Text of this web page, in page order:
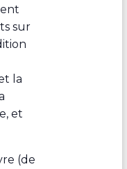
sur
la
et
(de